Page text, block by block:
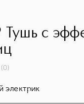
Тушь с
(0)
электрик